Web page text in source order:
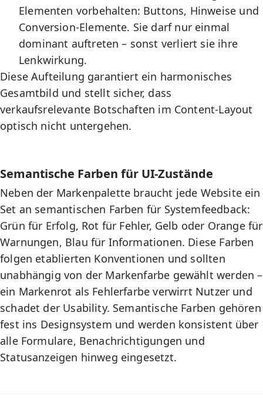
Elementen vorbehalten: Buttons, Hinweise und
Conversion-Elemente. Sie darf nur einmal
dominant auftreten – sonst verliert sie ihre
Lenkwirkung.
Diese Aufteilung garantiert ein harmonisches
Gesamtbild und stellt sicher, dass
verkaufsrelevante Botschaften im Content-Layout
optisch nicht untergehen.
Semantische Farben für UI-Zustände
Neben der Markenpalette braucht jede Website ein
Set an semantischen Farben für Systemfeedback:
Grün für Erfolg, Rot für Fehler, Gelb oder Orange für
Warnungen, Blau für Informationen. Diese Farben
folgen etablierten Konventionen und sollten
unabhängig von der Markenfarbe gewählt werden –
ein Markenrot als Fehlerfarbe verwirrt Nutzer und
schadet der Usability. Semantische Farben gehören
fest ins Designsystem und werden konsistent über
alle Formulare, Benachrichtigungen und
Statusanzeigen hinweg eingesetzt.